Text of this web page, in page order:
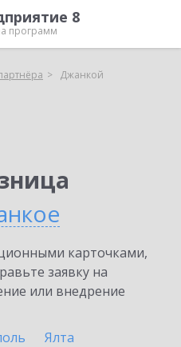
8
программ
Джанкой
карточками,
заявку на
или внедрение
Ялта